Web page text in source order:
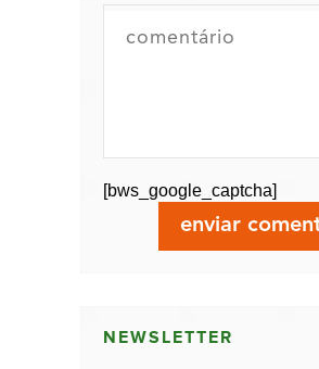
[bws_google_captcha]
NEWSLETTER